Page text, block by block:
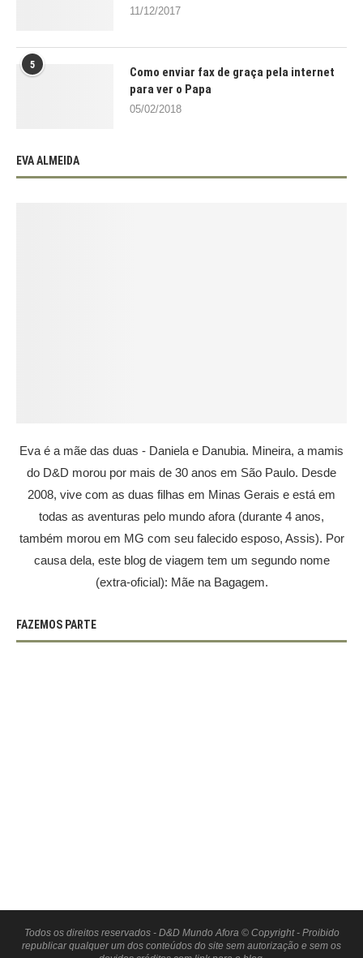
11/12/2017
5
Como enviar fax de graça pela internet
para ver o Papa
05/02/2018
EVA ALMEIDA
Eva é a mãe das duas - Daniela e Danubia. Mineira, a mamis
do D&D morou por mais de 30 anos em São Paulo. Desde
2008, vive com as duas filhas em Minas Gerais e está em
todas as aventuras pelo mundo afora (durante 4 anos,
também morou em MG com seu falecido esposo, Assis). Por
causa dela, este blog de viagem tem um segundo nome
(extra-oficial): Mãe na Bagagem.
FAZEMOS PARTE
Todos os direitos reservados - D&D Mundo Afora © Copyright - Proibido
republicar qualquer um dos conteúdos do site sem autorização e sem os